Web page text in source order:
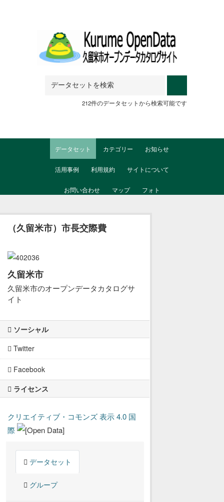
212件のデータセットから検索可能です
データセット カテゴリー お知らせ
活用事例 利用規約 サイトについて
お問い合わせ マップ フォト
（久留米市）市長交際費
久留米市
久留米市のオープンデータカタログサ
イト
ソーシャル
Twitter
Facebook
ライセンス
クリエイティブ・コモンズ 表示 4.0 国
際
データセット
グループ